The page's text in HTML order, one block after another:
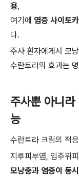
용,
여기에 염증 사이토
다.
주사 환자에게서 모
수란트라의 효과는
주사뿐 아니
능
수란트라 크림의 적
지루피부염, 입주위
모낭충과 염증이 동